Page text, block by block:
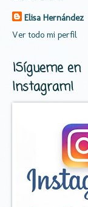
Elisa Hernández
Ver todo mi perfil
¡Sígueme en
Instagram!